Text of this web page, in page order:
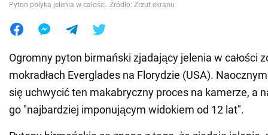
Pyton połyka jelenia w całości. Źródło: Zrzut ekranu
Ogromny pyton birmański zjadający jelenia w całości
mokradłach Everglades na Florydzie (USA).
się uchwycić ten makabryczny proces na kamerze, a
go "najbardziej imponującym widokiem od 12 lat".